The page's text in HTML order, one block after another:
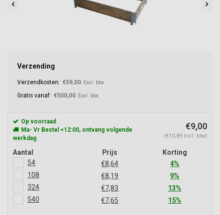
Verzending
Verzendkosten: €59,00 Excl. btw
Gratis vanaf: €500,00 Excl. btw
Op voorraad
Ma- Vr Bestel <12:00, ontvang volgende
werkdag
€9,00
(€10,89 Incl. btw)
Aantal Prijs
Korting
54
€8,64
4%
108
€8,19
9%
324
€7,83
13%
540
€7,65 15%